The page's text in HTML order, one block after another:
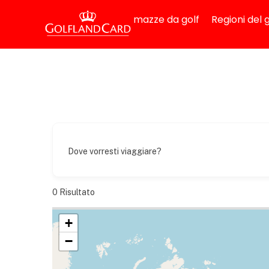
mazze da golf Regioni del
Dove vorresti viaggiare?
0 Risultato
+
−